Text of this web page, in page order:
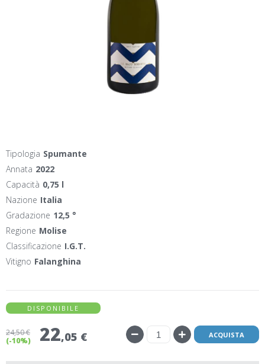
Tipologia Spumante
Annata 2022
Capacità 0,75 l
Nazione Italia
Gradazione 12,5 °
Regione Molise
Classificazione I.G.T.
Vitigno Falanghina
DISPONIBILE
24,50 €
(-10%)
22,05 € ACQUISTA